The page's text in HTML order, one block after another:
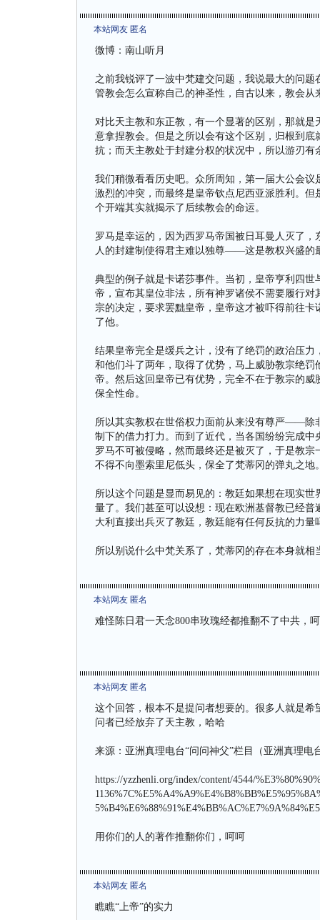
本站网友 匿名
微博：南山听月
之前我锐评了一波中梵建交问题，我说最大的问
管教会怎么宣称自己的神圣性，自古以来，教会
对比天主教和东正教，有一个显著的区别，那就
意拿捏教会。但是之所以会有这个区别，归根到
抗；而天主教处于封建分权的状况中，所以游刃有
我们稍微看看历史吧。众所周知，第一届大公会
激烈的冲突，而最终是皇帝钦点尼西亚派胜利。
个开端其实就揭示了后续教会的命运。
罗马是幸运的，因为西罗马帝国被日耳曼人灭了
人的封建制使得君主难以独尊——这是教权兴盛的
典型的例子就是卡诺莎事件。当初，皇帝亨利四
帝，宣布其皇位非法，所有神罗诸侯不需要履行
宗的决定，要求罢黜皇帝，皇帝这才被吓得前往
了他。
结果皇帝完全是缓兵之计，没有了绝罚的政治压
和他们斗了两年，取得了优势，马上威胁教宗绝
帝。然后这回皇帝已有优势，完全不在于教宗的
保全性命。
所以其实教权在世俗权力面前从来没有尊严——除
制下的借力打力。而到了近代，当各国纷纷完成
罗马不可被侵略，然而最终还是被灭了，于是教
不得不向墨索里尼低头，保全了梵蒂冈的弹丸之地
所以这个问题是显而易见的：教廷如果想在现实
量了。我们甚至可以设想：现在欧洲基督教已经
大利直接出兵灭了教廷，教廷能有任何反抗的力量
所以别说什么中梵关系了，梵蒂冈的存在本身就相
本站网友 匿名
难怪陈日君一天念800串玫瑰经都推翻不了中共，
本站网友 匿名
这个回答，根本不是提问者想要的。很多人就是
问者已经放弃了天主教，哈哈
来源：亚洲真理电台“问问神父”栏目（亚洲真理
https://yzzhenli.org/index/content/4544/
用你们的人的著作推翻你们，呵呵
本站网友 匿名
瞧瞧“上帝”的实力